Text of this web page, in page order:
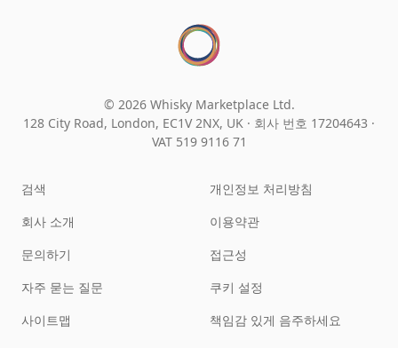
© 2026 Whisky Marketplace Ltd.
128 City Road, London, EC1V 2NX, UK · 회사 번호 17204643 ·
VAT 519 9116 71
검색
회사 소개
문의하기
자주 묻는 질문
사이트맵
개인정보 처리방침
이용약관
접근성
쿠키 설정
책임감 있게 음주하세요